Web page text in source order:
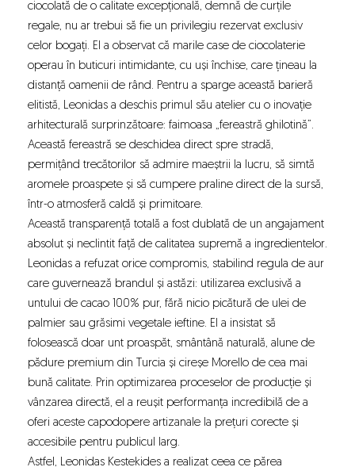
ciocolată de o calitate excepțională, demnă de curțile
regale, nu ar trebui să fie un privilegiu rezervat exclusiv
celor bogați. El a observat că marile case de ciocolaterie
operau în buticuri intimidante, cu uși închise, care țineau la
distanță oamenii de rând. Pentru a sparge această barieră
elitistă, Leonidas a deschis primul său atelier cu o inovație
arhitecturală surprinzătoare: faimoasa „fereastră ghilotină”.
Această fereastră se deschidea direct spre stradă,
permițând trecătorilor să admire maeștrii la lucru, să simtă
aromele proaspete și să cumpere praline direct de la sursă,
într-o atmosferă caldă și primitoare.
Această transparență totală a fost dublată de un angajament
absolut și neclintit față de calitatea supremă a ingredientelor.
Leonidas a refuzat orice compromis, stabilind regula de aur
care guvernează brandul și astăzi: utilizarea exclusivă a
untului de cacao 100% pur, fără nicio picătură de ulei de
palmier sau grăsimi vegetale ieftine. El a insistat să
folosească doar unt proaspăt, smântână naturală, alune de
pădure premium din Turcia și cireșe Morello de cea mai
bună calitate. Prin optimizarea proceselor de producție și
vânzarea directă, el a reușit performanța incredibilă de a
oferi aceste capodopere artizanale la prețuri corecte și
accesibile pentru publicul larg.
Astfel, Leonidas Kestekides a realizat ceea ce părea